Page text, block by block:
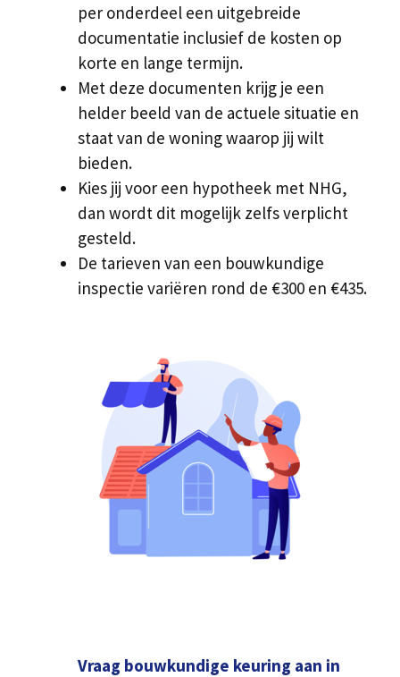
per onderdeel een uitgebreide
documentatie inclusief de kosten op
korte en lange termijn.
Met deze documenten krijg je een
helder beeld van de actuele situatie en
staat van de woning waarop jij wilt
bieden.
Kies jij voor een hypotheek met NHG,
dan wordt dit mogelijk zelfs verplicht
gesteld.
De tarieven van een bouwkundige
inspectie variëren rond de €300 en €435.
Vraag bouwkundige keuring aan in